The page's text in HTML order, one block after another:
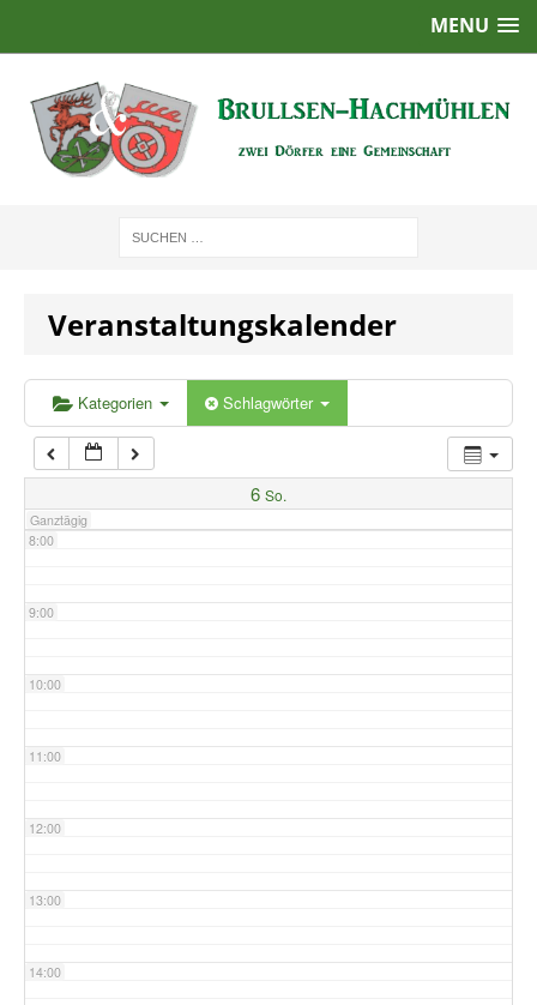
MENU
Veranstaltungskalender
Kategorien Schlagwörter
6 So.
Ganztägig
2:00
5:00
6:00
7:00
8:00
9:00
10:00
11:00
12:00
13:00
14:00